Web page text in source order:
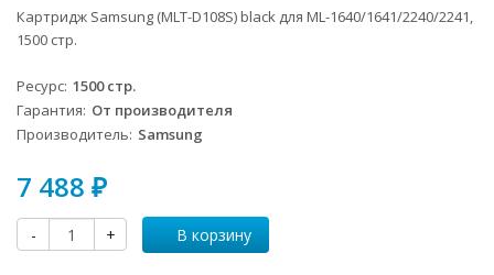
Картридж Samsung (MLT-D108S) black для ML-1640/1641/2240/2241,
1500 стр.
Ресурс 1500 стр.
Гарантия От производителя
Производитель Samsung
7 488 ₽
- + В корзину